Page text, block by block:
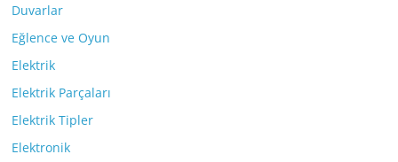
Duvarlar
Eğlence ve Oyun
Elektrik
Elektrik Parçaları
Elektrik Tipler
Elektronik